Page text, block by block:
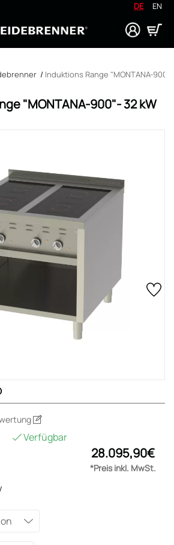
DE EN
Suche
/ Induktions Range "MONTANA-900"-
"MONTANA-900"- 32 kW
Verfügbar
28.095,90€
*Preis inkl. MwSt.